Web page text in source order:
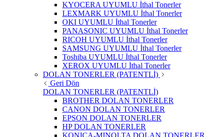
KYOCERA UYUMLU İthal Tonerler
LEXMARK UYUMLU İthal Tonerler
OKI UYUMLU İthal Tonerler
PANASONIC UYUMLU İthal Tonerler
RICOH UYUMLU İthal Tonerler
SAMSUNG UYUMLU İthal Tonerler
Toshiba UYUMLU İthal Tonerler
XEROX UYUMLU İthal Tonerler
DOLAN TONERLER (PATENTLİ)
Geri Dön
DOLAN TONERLER (PATENTLİ)
BROTHER DOLAN TONERLER
CANON DOLAN TONERLER
EPSON DOLAN TONERLER
HP DOLAN TONERLER
KONICA-MINOLTA DOLAN TONERLER